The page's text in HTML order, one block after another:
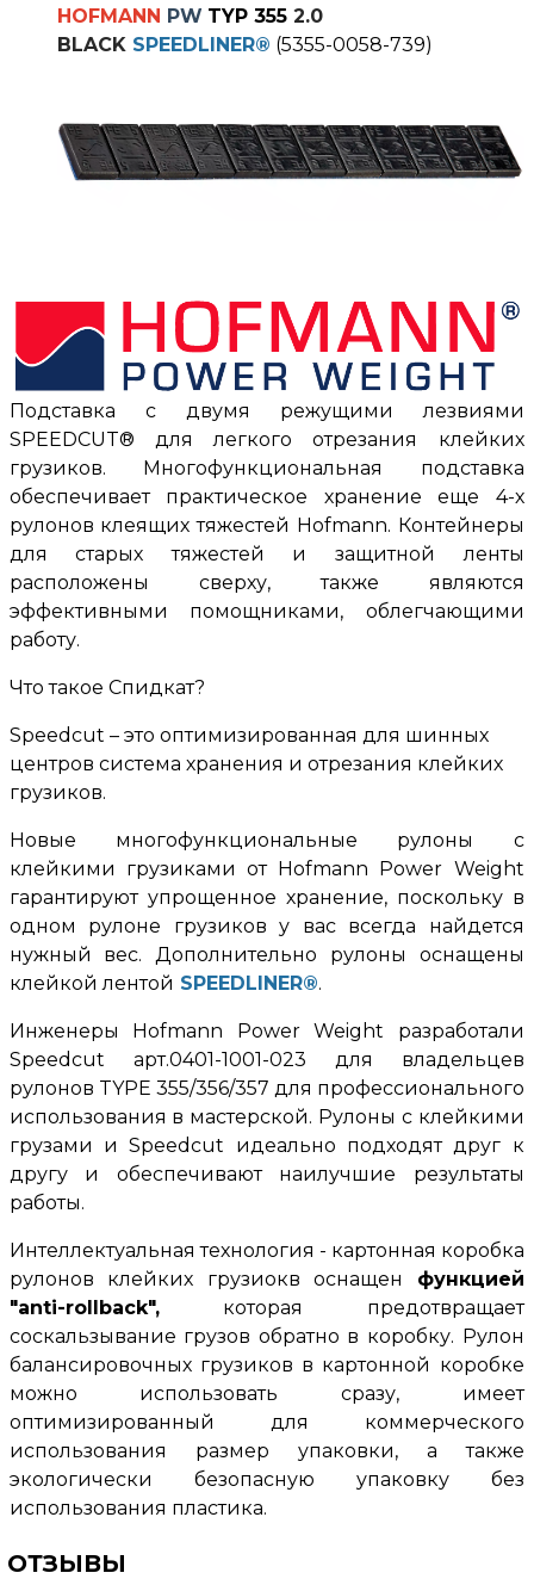
HOFMANN PW TYP 3552.0
BLACK SPEEDLINER® (5355-0058-739)
Подставка с двумя режущими лезвиями
SPEEDCUT® для легкого отрезания клейких
грузиков. Многофункциональная подставка
обеспечивает практическое хранение еще 4-х
рулонов клеящих тяжестей Hofmann. Контейнеры
для старых тяжестей и защитной ленты
расположены сверху, также являются
эффективными помощниками, облегчающими
работу.
Что такое Спидкат?
Speedcut – это оптимизированная для шинных
центров система хранения и отрезания клейких
грузиков.
Новые многофункциональные рулоны с
клейкими грузиками от Hofmann Power Weight
гарантируют упрощенное хранение, поскольку в
одном рулоне грузиков у вас всегда найдется
нужный вес. Дополнительно рулоны оснащены
клейкой лентой SPEEDLINER®.
Инженеры Hofmann Power Weight разработали
Speedcut арт.0401-1001-023 для владельцев
рулонов TYPE 355/356/357 для профессионального
использования в мастерской. Рулоны с клейкими
грузами и Speedcut идеально подходят друг к
другу и обеспечивают наилучшие результаты
работы.
Интеллектуальная технология - картонная коробка
рулонов клейких грузиокв оснащен функцией
"anti-rollback",которая предотвращает
соскальзывание грузов обратно в коробку. Рулон
балансировочных грузиков в картонной коробке
можно использовать сразу, имеет
оптимизированный для коммерческого
использования размер упаковки, а также
экологически безопасную упаковку без
использования пластика.
ОТЗЫВЫ